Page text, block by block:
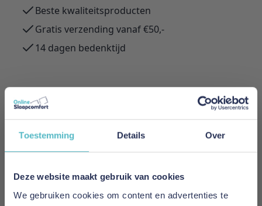
Toestemming Details Over
Deze website maakt gebruik van cookies
We gebruiken cookies om content en advertenties te
Beste kwaliteitsproducten
Gratis verzending vanaf €50,-
14 dagen bedenktijd
Merk
Kern